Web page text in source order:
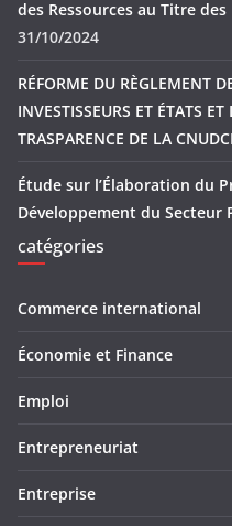
des Ressources au Titre
31/10/2024
RÉFORME DU RÈGLEMENT
INVESTISSEURS ET ÉTATS
TRASPARENCE DE LA CNUDCI
Étude sur l’Élaboration du
Développement du Secteur
catégories
Commerce international
Économie et Finance
Emploi
Entrepreneuriat
Entreprise